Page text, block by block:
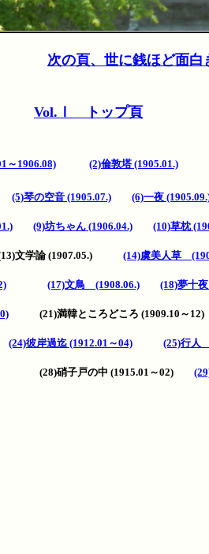
次の頁、 世に銭ほど面白
Vol.Ⅰ トップ頁
～1906.08) (2)倫敦塔 (1905.01.)
(5)琴の空音 (1905.07.) (6)一夜
(9)坊ちゃん (1906.04.) (10)草枕
文学論 (1907.05.) (14)虞美人草
(17)文鳥 (1908.06.) (18)夢十
(21)満韓ところどころ (1909.10
(24)彼岸過迄 (1912.01～04) (25)行人
(28)硝子戸の中 (1915.01～02)